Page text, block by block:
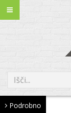
Podrobno